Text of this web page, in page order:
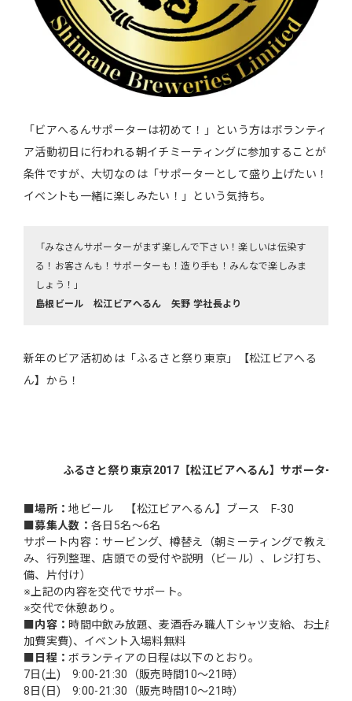
「ビアへるんサポーターは初めて！」という方はボランティ
ア活動初日に行われる朝イチミーティングに参加することが
条件ですが、大切なのは「サポーターとして盛り上げたい！
イベントも一緒に楽しみたい！」という気持ち。
「みなさんサポーターがまず楽しんで下さい！楽しいは伝染す
る！お客さんも！サポーターも！造り手も！みんなで楽しみま
しょう！」
島根ビール 松江ビアへるん 矢野 学社長より
新年のビア活初めは「ふるさと祭り東京」【松江ビアへる
ん】から！
ふるさと祭り東京2017【松江ビアへるん】サポーター募
■場所：地ビール 【松江ビアへるん】ブース F-30
■募集人数：各日5名～6名
サポート内容：サービング、樽替え（朝ミーティングで教えま
み、行列整理、店頭での受付や説明（ビール）、レジ打ち、そ
備、片付け）
※上記の内容を交代でサポート。
※交代で休憩あり。
■内容：時間中飲み放題、麦酒呑み職人Tシャツ支給、お土産付
加費実費)、イベント入場料無料
■日程：ボランティアの日程は以下のとおり。
7日(土) 9:00-21:30（販売時間10～21時）
8日(日) 9:00-21:30（販売時間10～21時）